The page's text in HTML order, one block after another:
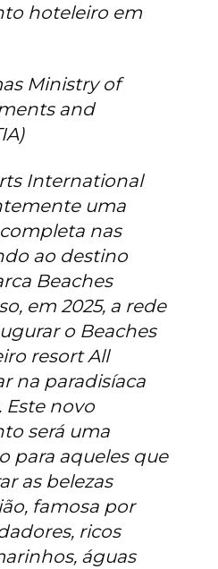
hoteleiro em
Ministry of
and
International
uma
nas
ao destino
Beaches
em 2025, a rede
o Beaches
resort All
na paradisíaca
Este novo
será uma
para aqueles que
as belezas
famosa por
ricos
águas